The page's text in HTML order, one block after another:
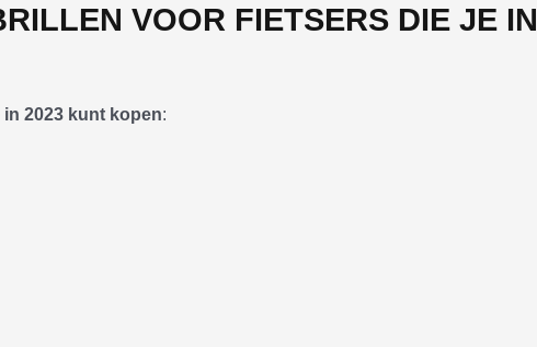
VOOR FIETSERS DIE JE IN
2023 kunt kopen: